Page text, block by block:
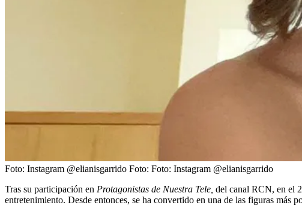
Foto: Instagram @elianisgarrido Foto: Foto: Instagram @elianisgarrido
Tras su participación en Protagonistas de Nuestra Tele, del canal RCN, en el
entretenimiento. Desde entonces, se ha convertido en una de las figuras más